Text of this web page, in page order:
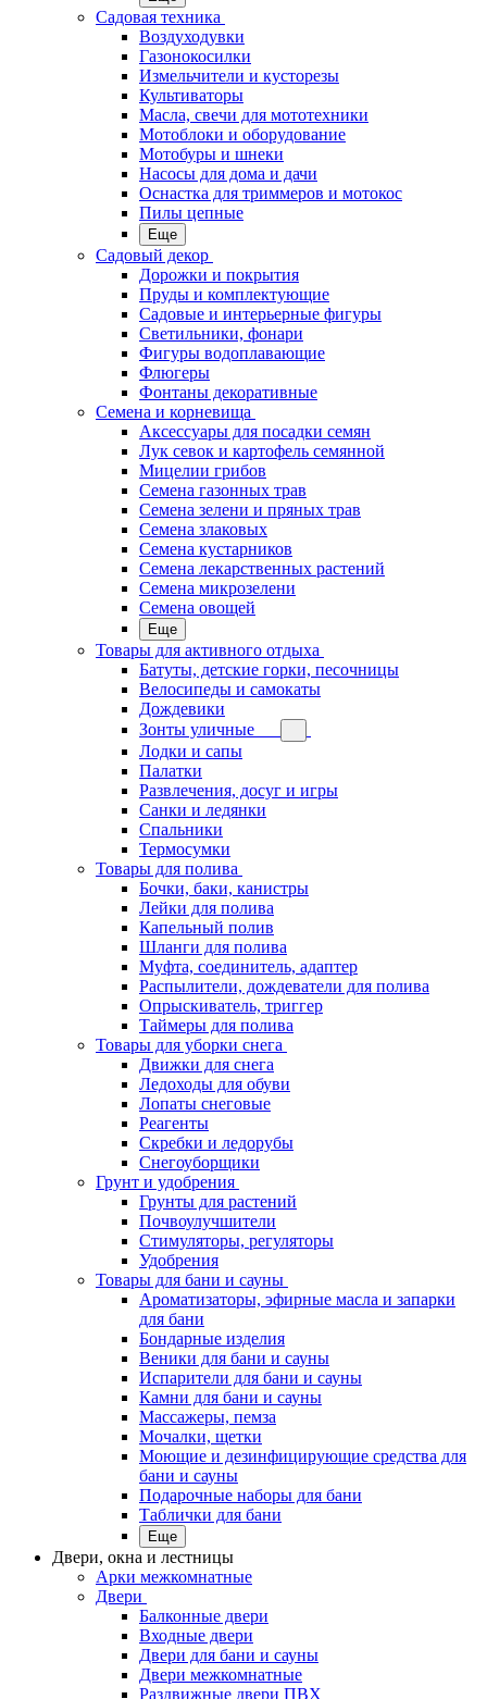
Садовая техника
Воздуходувки
Газонокосилки
Измельчители и кусторезы
Культиваторы
Масла, свечи для мототехники
Мотоблоки и оборудование
Мотобуры и шнеки
Насосы для дома и дачи
Оснастка для триммеров и мотокос
Пилы цепные
Еще
Садовый декор
Дорожки и покрытия
Пруды и комплектующие
Садовые и интерьерные фигуры
Светильники, фонари
Фигуры водоплавающие
Флюгеры
Фонтаны декоративные
Семена и корневища
Аксессуары для посадки семян
Лук севок и картофель семянной
Мицелии грибов
Семена газонных трав
Семена зелени и пряных трав
Семена злаковых
Семена кустарников
Семена лекарственных растений
Семена микрозелени
Семена овощей
Еще
Товары для активного отдыха
Батуты, детские горки, песочницы
Велосипеды и самокаты
Дождевики
Зонты уличные
Лодки и сапы
Палатки
Развлечения, досуг и игры
Санки и ледянки
Спальники
Термосумки
Товары для полива
Бочки, баки, канистры
Лейки для полива
Капельный полив
Шланги для полива
Муфта, соединитель, адаптер
Распылители, дождеватели для полива
Опрыскиватель, триггер
Таймеры для полива
Товары для уборки снега
Движки для снега
Ледоходы для обуви
Лопаты снеговые
Реагенты
Скребки и ледорубы
Снегоуборщики
Грунт и удобрения
Грунты для растений
Почвоулучшители
Стимуляторы, регуляторы
Удобрения
Товары для бани и сауны
Ароматизаторы, эфирные масла и запарки
для бани
Бондарные изделия
Веники для бани и сауны
Испарители для бани и сауны
Камни для бани и сауны
Массажеры, пемза
Мочалки, щетки
Моющие и дезинфицирующие средства для
бани и сауны
Подарочные наборы для бани
Таблички для бани
Еще
Двери, окна и лестницы
Арки межкомнатные
Двери
Балконные двери
Входные двери
Двери для бани и сауны
Двери межкомнатные
Раздвижные двери ПВХ